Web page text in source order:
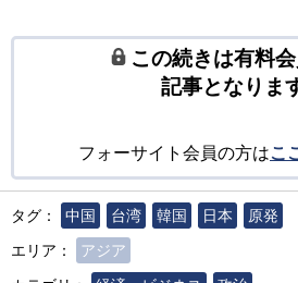
この続きは有料
記事となりま
フォーサイト会員の方はこ
タグ： 中国 台湾 韓国 日本
原発
エリア：
アジア